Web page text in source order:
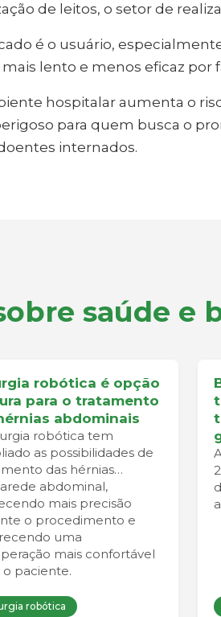
de leitos, o setor de
é o usuário,
lento e menos eficaz por
hospitalar aumenta o
para quem busca o
internados.
saúde e
robótica é opção
para o tratamento
abdominais
robótica tem
as possibilidades de
das hérnias
abdominal,
mais precisão
o procedimento e
uma
mais confortável
o paciente.
robótica